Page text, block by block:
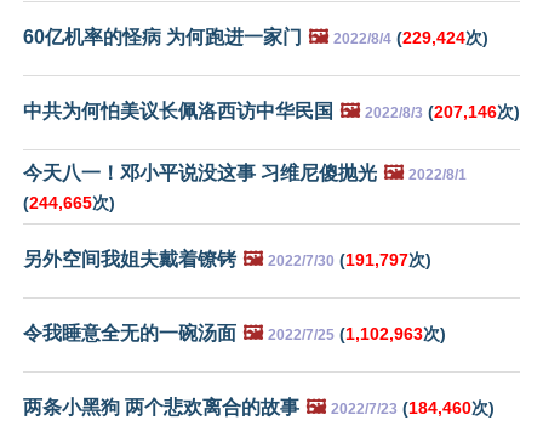
60亿机率的怪病 为何跑进一家门 🖼️ 2022/8/4 (229,424次)
中共为何怕美议长佩洛西访中华民国 🖼️ 2022/8/3 (207,146次)
今天八一！邓小平说没这事 习维尼傻抛光 🖼️ 2022/8/1
(244,665次)
另外空间我姐夫戴着镣铐 🖼️ 2022/7/30 (191,797次)
令我睡意全无的一碗汤面 🖼️ 2022/7/25 (1,102,963次)
两条小黑狗 两个悲欢离合的故事 🖼️ 2022/7/23 (184,460次)